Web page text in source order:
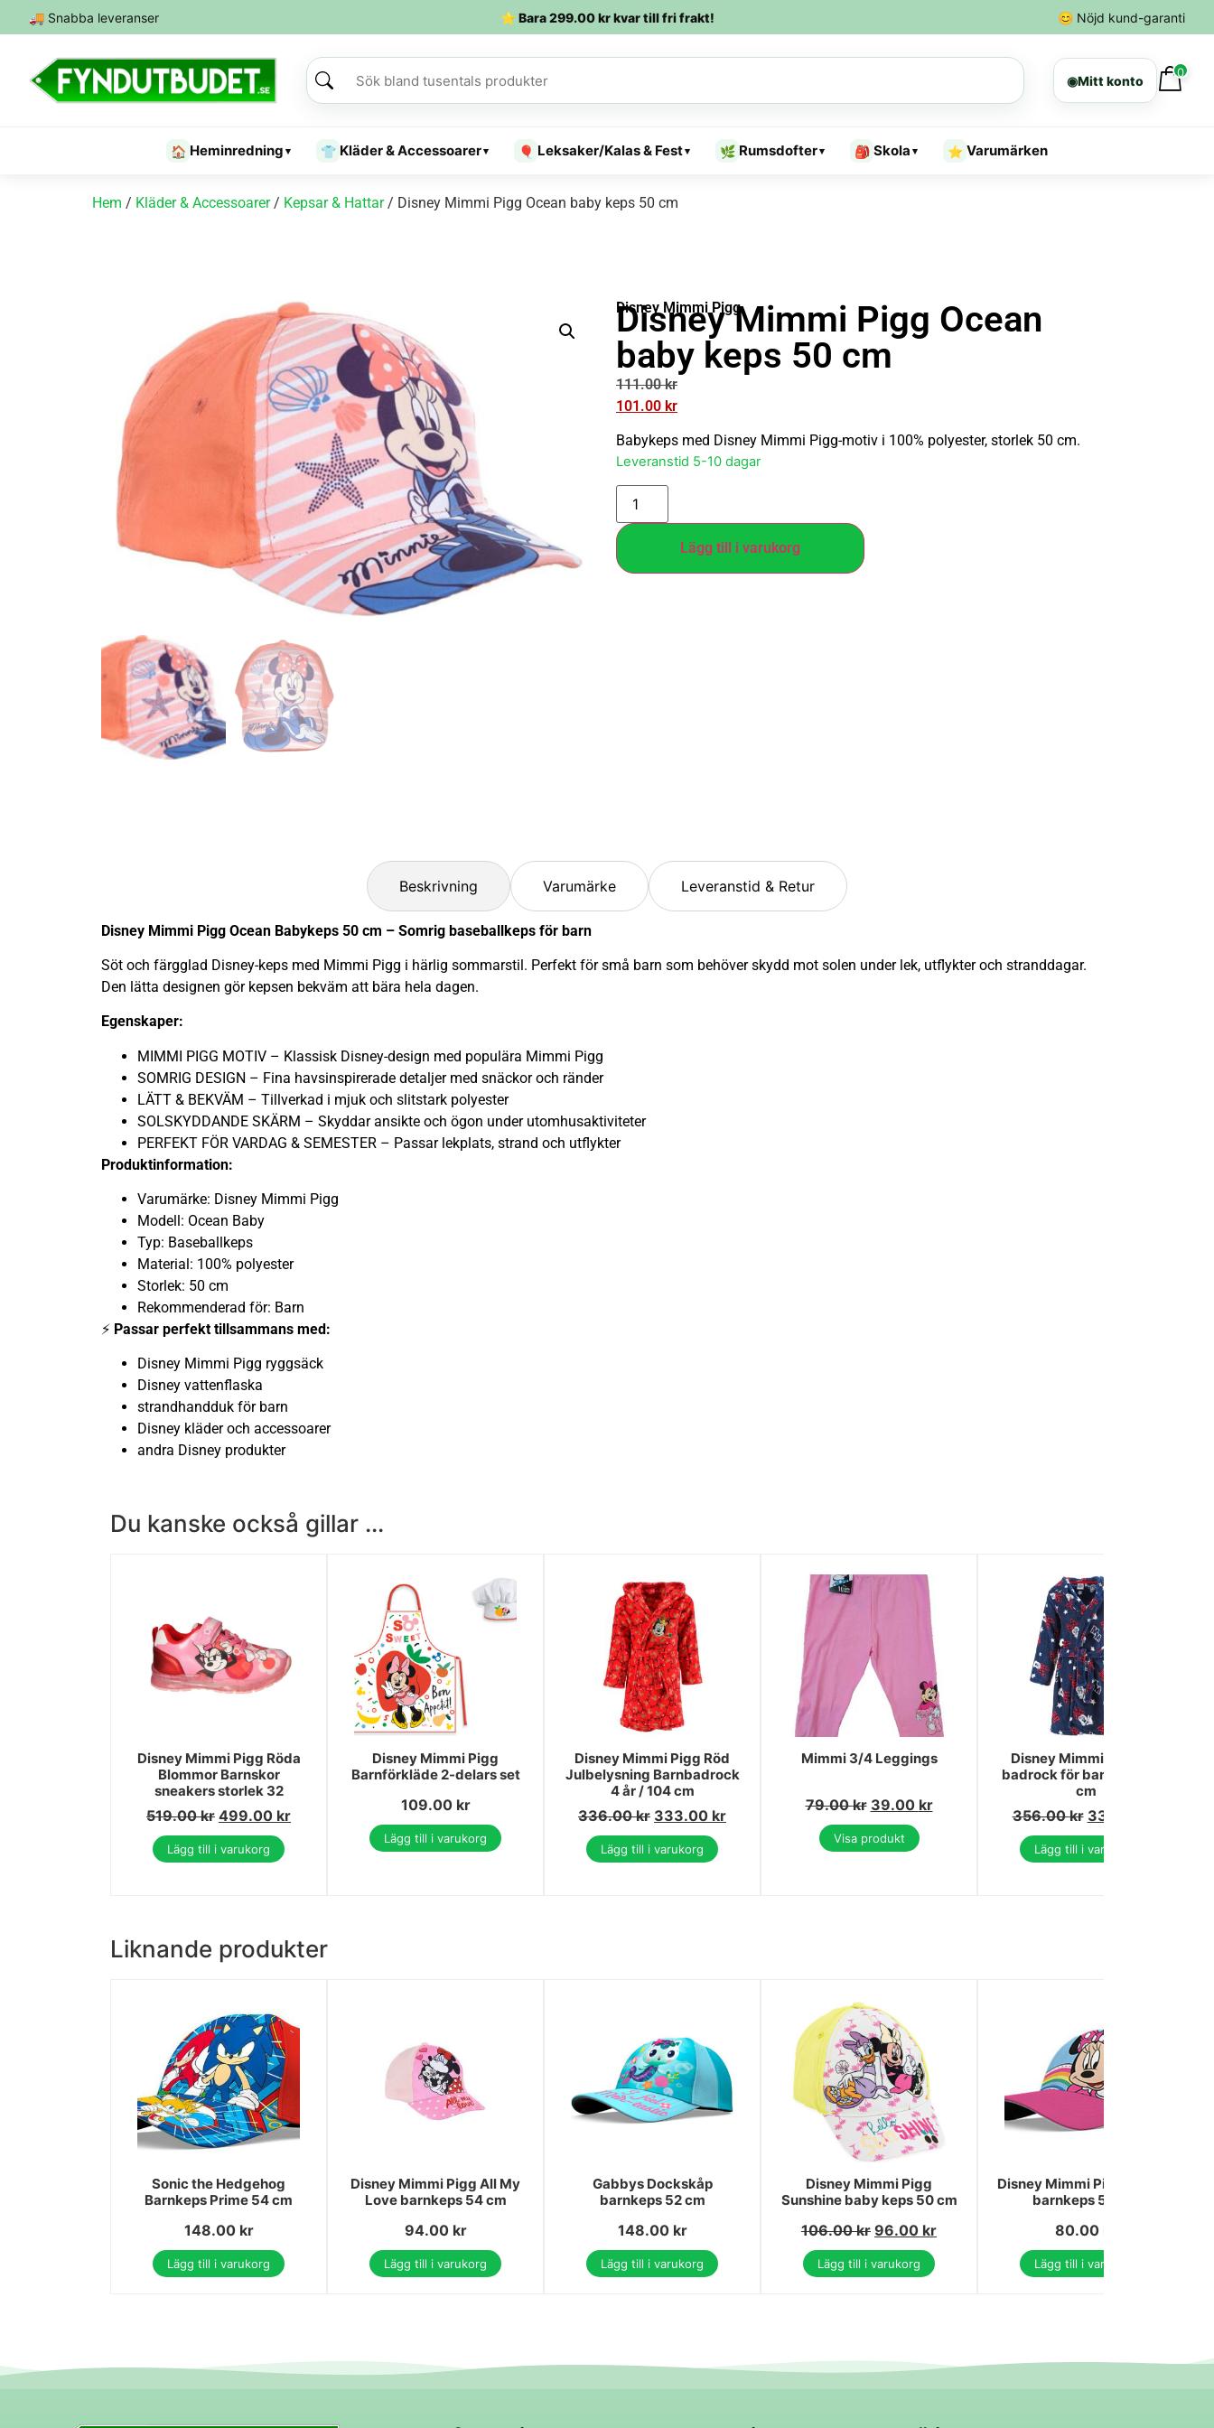
🚚 Snabba leveranser ⭐ Bara299.00krkvar till fri frakt! 😊 Nöjd kund-garanti
◉Mitt konto
0
🏠 Heminredning ▾ 👕 Kläder & Accessoarer▾ 🎈 Leksaker/Kalas & Fest▾ 🌿 Rumsdofter▾ 🎒 Skola ▾ ⭐ Varumärken
Hem / Kläder & Accessoarer/ Kepsar & Hattar/ Disney Mimmi Pigg Ocean baby keps 50 cm
Disney Mimmi Pigg
Disney Mimmi Pigg Ocean
baby keps 50 cm
111.00kr
101.00 kr
Babykeps med Disney Mimmi Pigg-motiv i 100% polyester, storlek 50 cm.
Leveranstid 5-10 dagar
Lägg till i varukorg
Beskrivning Varumärke Leveranstid & Retur
Disney Mimmi Pigg Ocean Babykeps 50 cm – Somrig baseballkeps för barn
Söt och färgglad Disney-keps med Mimmi Pigg i härlig sommarstil. Perfekt för små barn som behöver skydd mot solen under lek, utflykter och stranddagar.
Den lätta designen gör kepsen bekväm att bära hela dagen.
Egenskaper:
MIMMI PIGG MOTIV – Klassisk Disney-design med populära Mimmi Pigg
SOMRIG DESIGN – Fina havsinspirerade detaljer med snäckor och ränder
LÄTT & BEKVÄM – Tillverkad i mjuk och slitstark polyester
SOLSKYDDANDE SKÄRM – Skyddar ansikte och ögon under utomhusaktiviteter
PERFEKT FÖR VARDAG & SEMESTER – Passar lekplats, strand och utflykter
Produktinformation:
Varumärke: Disney Mimmi Pigg
Modell: Ocean Baby
Typ: Baseballkeps
Material: 100% polyester
Storlek: 50 cm
Rekommenderad för: Barn
⚡ Passar perfekt tillsammans med:
Disney Mimmi Pigg ryggsäck
Disney vattenflaska
strandhandduk för barn
Disney kläder och accessoarer
andra Disney produkter
Du kanske också gillar ...
Disney Mimmi Pigg Röda
Blommor Barnskor
sneakers storlek 32
519.00kr 499.00 kr
Lägg till i varukorg
Disney Mimmi Pigg
Barnförkläde 2-delars set
109.00 kr
Lägg till i varukorg
Disney Mimmi Pigg Röd
Julbelysning Barnbadrock
4 år / 104 cm
336.00kr 333.00 kr
Lägg till i varukorg
Mimmi 3/4 Leggings
79.00kr 39.00 kr
Visa produkt
Disney Mimmi Pigg blå
badrock för barn 3 år / 98
cm
356.00kr 336.00
Lägg till i varukorg
Liknande produkter
Sonic the Hedgehog
Barnkeps Prime 54 cm
148.00 kr
Lägg till i varukorg
Disney Mimmi Pigg All My
Love barnkeps 54 cm
94.00 kr
Lägg till i varukorg
Gabbys Dockskåp
barnkeps 52 cm
148.00 kr
Lägg till i varukorg
Disney Mimmi Pigg
Sunshine baby keps 50 cm
106.00kr 96.00 kr
Lägg till i varukorg
Disney Mimmi Pigg Magisk
barnkeps 54 cm
80.00
Lägg till i varukorg